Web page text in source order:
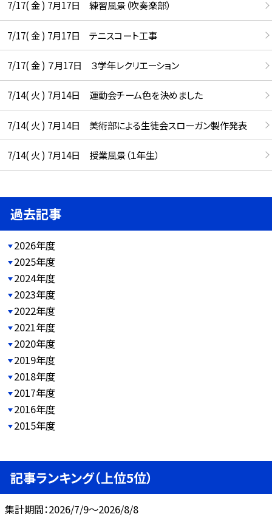
7/17( 金 ) 7月17日 練習風景（吹奏楽部）
7/17( 金 ) 7月17日 テニスコート工事
7/17( 金 ) ７月17日 ３学年レクリエーション
7/14( 火 ) 7月14日 運動会チーム色を決めました
7/14( 火 ) 7月14日 美術部による生徒会スローガン製作発表
7/14( 火 ) 7月14日 授業風景（１年生）
過去記事
2026年度
2025年度
2024年度
2023年度
2022年度
2021年度
2020年度
2019年度
2018年度
2017年度
2016年度
2015年度
記事ランキング（上位5位）
集計期間：2026/7/9～2026/8/8